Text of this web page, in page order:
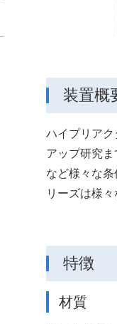
装置概
ハイプリア
アップ研究
など様々な
リーズは様
特徴
材質